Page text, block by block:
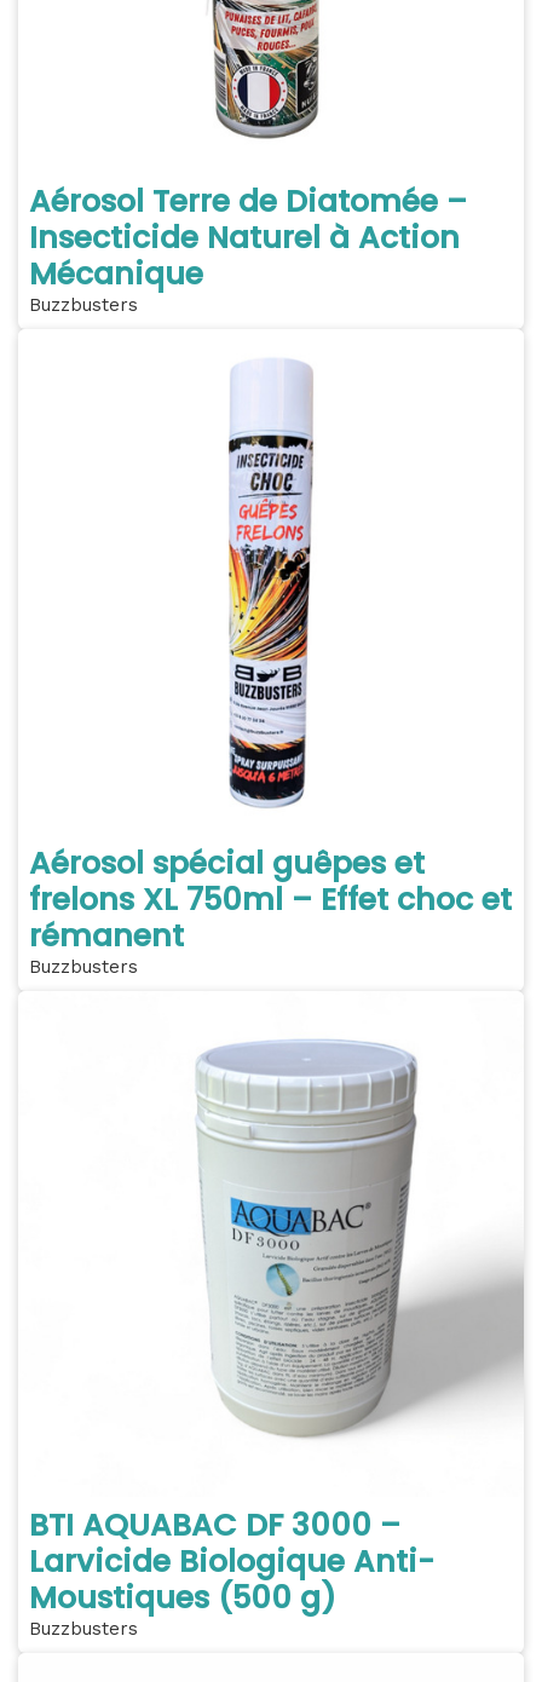
Aérosol Terre de Diatomée –
Insecticide Naturel à Action
Mécanique
Buzzbusters
Aérosol spécial guêpes et
frelons XL 750ml – Effet choc et
rémanent
Buzzbusters
BTI AQUABAC DF 3000 –
Larvicide Biologique Anti-
Moustiques (500 g)
Buzzbusters